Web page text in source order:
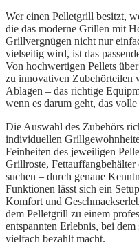
Wer einen Pelletgrill besitzt,
die das moderne Grillen mit
Grillvergnügen nicht nur
vielseitig wird, ist das
Von hochwertigen Pellets
zu innovativen Zubehörteilen
Ablagen – das richtige
wenn es darum geht, das
Die Auswahl des Zubehörs
individuellen
Feinheiten des jeweiligen
Grillroste,
suchen – durch genaue
Funktionen lässt sich ein
Komfort und
dem Pelletgrill zu einem
entspannten Erlebnis, bei
vielfach bezahlt macht.